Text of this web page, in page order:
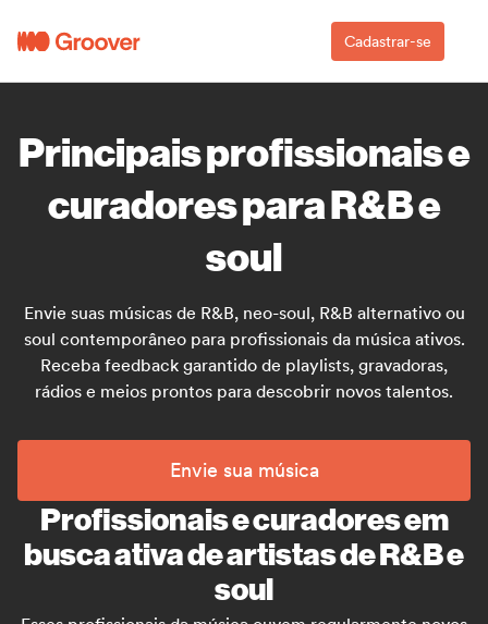
Cadastrar-se
Principais profissionais e
curadores para R&B e
soul
Envie suas músicas de R&B, neo-soul, R&B alternativo ou
soul contemporâneo para profissionais da música ativos.
Receba feedback garantido de playlists, gravadoras,
rádios e meios prontos para descobrir novos talentos.
Envie sua música
Profissionais e curadores em
busca ativa de artistas de R&B e
soul